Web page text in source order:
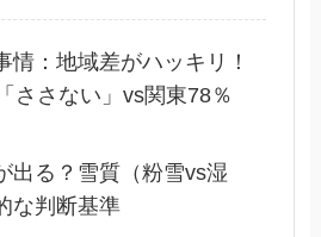
情：地域差がハッキリ！
ささない」vs関東78％
出る？雪質（粉雪vs湿
な判断基準